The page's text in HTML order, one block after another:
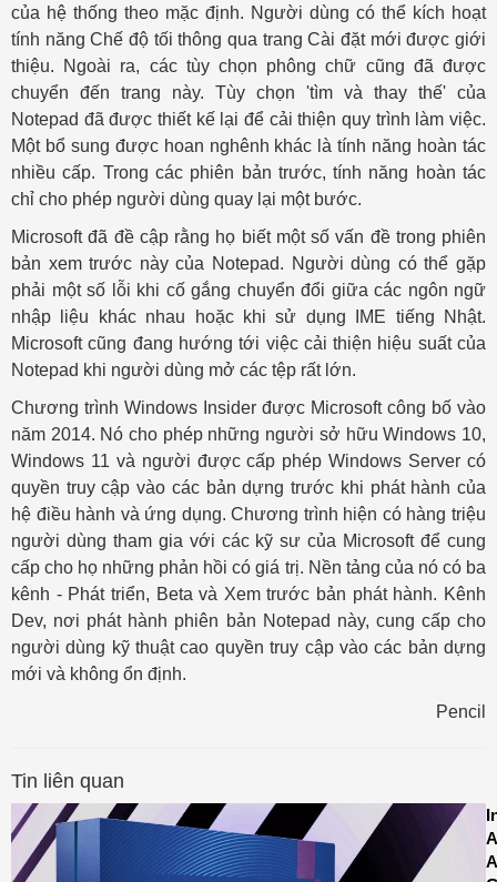
của hệ thống theo mặc định. Người dùng có thể kích hoạt
tính năng Chế độ tối thông qua trang Cài đặt mới được giới
thiệu. Ngoài ra, các tùy chọn phông chữ cũng đã được
chuyển đến trang này. Tùy chọn 'tìm và thay thế' của
Notepad đã được thiết kế lại để cải thiện quy trình làm việc.
Một bổ sung được hoan nghênh khác là tính năng hoàn tác
nhiều cấp. Trong các phiên bản trước, tính năng hoàn tác
chỉ cho phép người dùng quay lại một bước.
Microsoft đã đề cập rằng họ biết một số vấn đề trong phiên
bản xem trước này của Notepad. Người dùng có thể gặp
phải một số lỗi khi cố gắng chuyển đổi giữa các ngôn ngữ
nhập liệu khác nhau hoặc khi sử dụng IME tiếng Nhật.
Microsoft cũng đang hướng tới việc cải thiện hiệu suất của
Notepad khi người dùng mở các tệp rất lớn.
Chương trình Windows Insider được Microsoft công bố vào
năm 2014. Nó cho phép những người sở hữu Windows 10,
Windows 11 và người được cấp phép Windows Server có
quyền truy cập vào các bản dựng trước khi phát hành của
hệ điều hành và ứng dụng. Chương trình hiện có hàng triệu
người dùng tham gia với các kỹ sư của Microsoft để cung
cấp cho họ những phản hồi có giá trị. Nền tảng của nó có ba
kênh - Phát triển, Beta và Xem trước bản phát hành. Kênh
Dev, nơi phát hành phiên bản Notepad này, cung cấp cho
người dùng kỹ thuật cao quyền truy cập vào các bản dựng
mới và không ổn định.
Pencil
Tin liên quan